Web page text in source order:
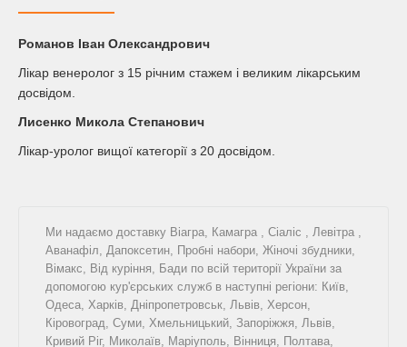
Романов Iван Олександрович
Лікар венеролог з 15 річним стажем і великим лікарським
досвідом.
Лисенко Микола Степанович
Лікар-уролог вищої категорії з 20 досвідом.
Ми надаємо доставку Віагра Камагра Сіаліс Левітра
Аванафіл
Дапоксетин Пробні набори Жіночі збудники
Вімакс
Від куріння Бади по всій території України за
допомогою кур'єрських служб в наступні регіони: Київ,
Одеса, Харків, Дніпропетровськ, Львів, Херсон,
Кіровоград, Суми, Хмельницький, Запоріжжя, Львів,
Кривий Ріг, Миколаїв, Маріуполь, Вінниця, Полтава,